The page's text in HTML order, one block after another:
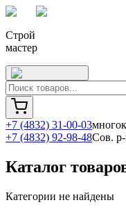
Строй
мастер
+7 (4832) 31-00-03
+7 (4832) 92-98-48Сов.
Каталог
Категории не найдены